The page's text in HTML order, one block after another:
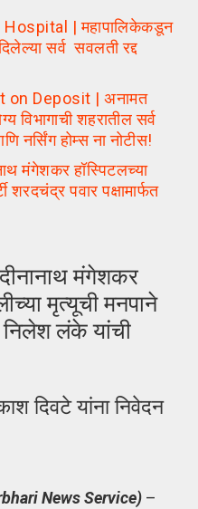
| महापालिकेकडून
सर्व सवलती रद्द
on Deposit | अनामत
विभागाची शहरातील सर्व
नर्सिंग होम्स ना नोटीस!
मंगेशकर हॉस्पिटलच्या
शरदचंद्र पवार पक्षामार्फत
मंगेशकर
मृत्यूची मनपाने
निलेश लंके यांची
दिवटे यांना निवेदन
News Service) –